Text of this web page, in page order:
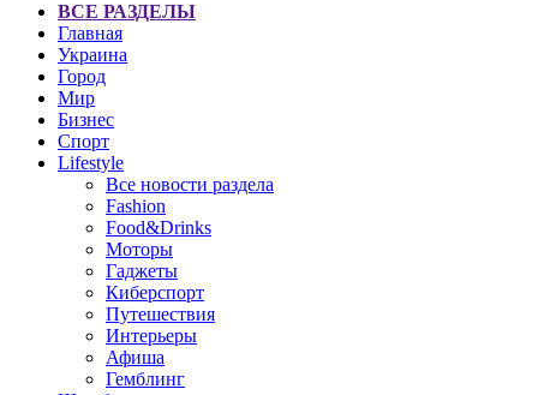
ВСЕ РАЗДЕЛЫ
Главная
Украина
Город
Мир
Бизнес
Спорт
Lifestyle
Все новости раздела
Fashion
Food&Drinks
Моторы
Гаджеты
Киберспорт
Путешествия
Интерьеры
Афиша
Гемблинг